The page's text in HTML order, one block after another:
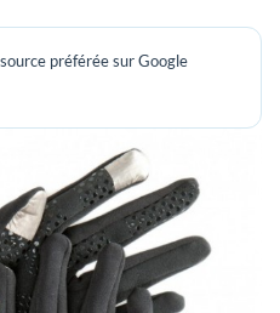
préférée sur Google